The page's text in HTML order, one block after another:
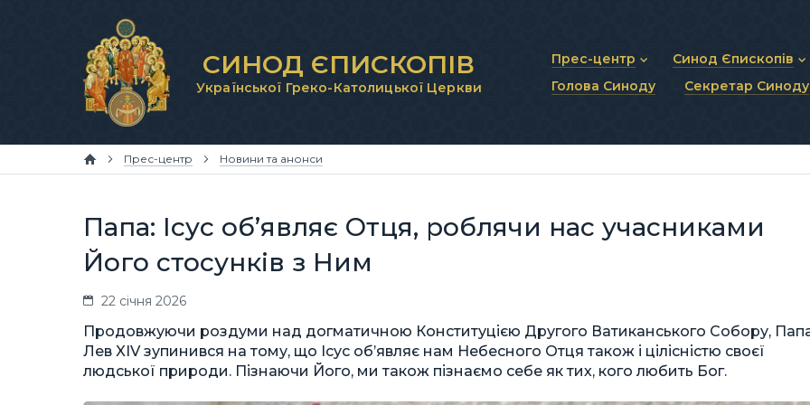
СИНОД ЄПИСКОПІВ
Української Греко-Католицької Церкви
Прес-центр
Новини та анонси
Синод Єпископів
Статут Синоду
Синодальні органи
Голова Синоду Секретар Синоду
Прес-центр Новини та анонси
Папа: Ісус об’являє Отця, роблячи нас учасниками
Його стосунків з Ним
22 січня 2026
Продовжуючи роздуми над догматичною Конституцією Другого Ватиканського Собору,
Лев XIV зупинився на тому, що Ісус об’являє нам Небесного Отця також і цілісністю своєї
людської природи. Пізнаючи Його, ми також пізнаємо себе як тих, кого любить Бог.